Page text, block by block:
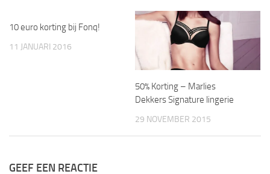
10 euro korting bij Fonq!
11 JANUARI 2016
50% Korting – Marlies
Dekkers Signature lingerie
29 NOVEMBER 2015
GEEF EEN REACTIE